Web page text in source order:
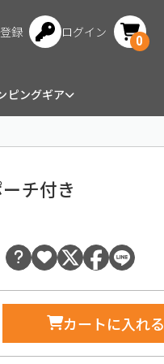
録 ログイン
0
ピングギア
チ付き
カートに入れる